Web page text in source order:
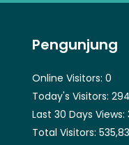
Pengunjung
Online Visitors: 0
Today's Visitors: 294
Last 30 Days Views:
Total Visitors: